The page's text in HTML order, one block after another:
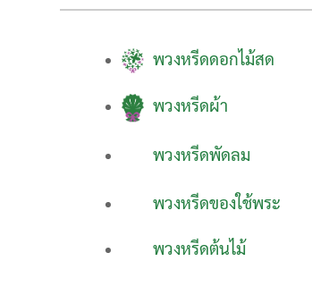
พวงหรีดดอกไม้สด
พวงหรีดผ้า
พวงหรีดพัดลม
พวงหรีดของใช้พระ
พวงหรีดต้นไม้